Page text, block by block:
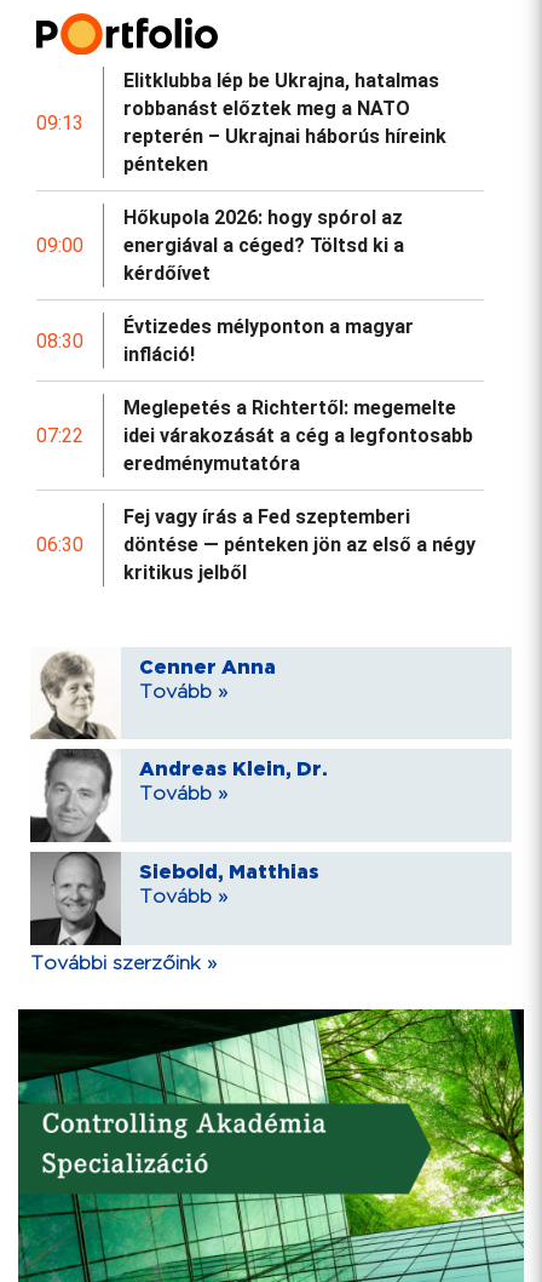
09:13
Elitklubba lép be Ukrajna, hatalmas
robbanást előztek meg a NATO
repterén – Ukrajnai háborús híreink
pénteken
09:00
Hőkupola 2026: hogy spórol az
energiával a céged? Töltsd ki a
kérdőívet
08:30
Évtizedes mélyponton a magyar
infláció!
07:22
Meglepetés a Richtertől: megemelte
idei várakozását a cég a legfontosabb
eredménymutatóra
06:30
Fej vagy írás a Fed szeptemberi
döntése — pénteken jön az első a négy
kritikus jelből
Cenner Anna
Tovább »
Andreas Klein, Dr.
Tovább »
Siebold, Matthias
Tovább »
További szerzőink »